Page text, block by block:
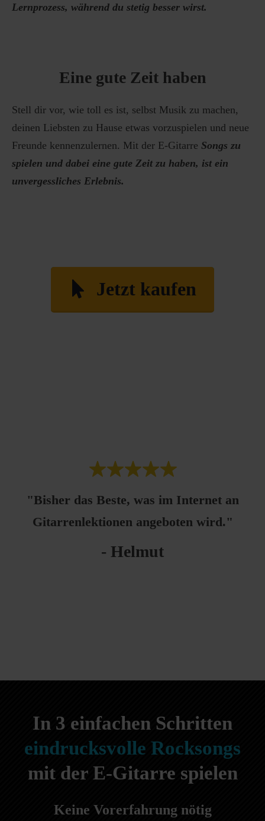
Lernprozess, während du stetig besser wirst.
Eine gute Zeit haben
Stell dir vor, wie toll es ist, selbst Musik zu machen,
deinen Liebsten zu Hause etwas vorzuspielen und neue
Freunde kennenzulernen. Mit der E-Gitarre Songs zu
spielen und dabei eine gute Zeit zu haben, ist ein
unvergessliches Erlebnis.
Jetzt kaufen
"Bisher das Beste, was im Internet an
Gitarrenlektionen angeboten wird."
- Helmut
In 3 einfachen Schritten
eindrucksvolle Rocksongs
mit der E-Gitarre spielen
Keine Vorerfahrung nötig